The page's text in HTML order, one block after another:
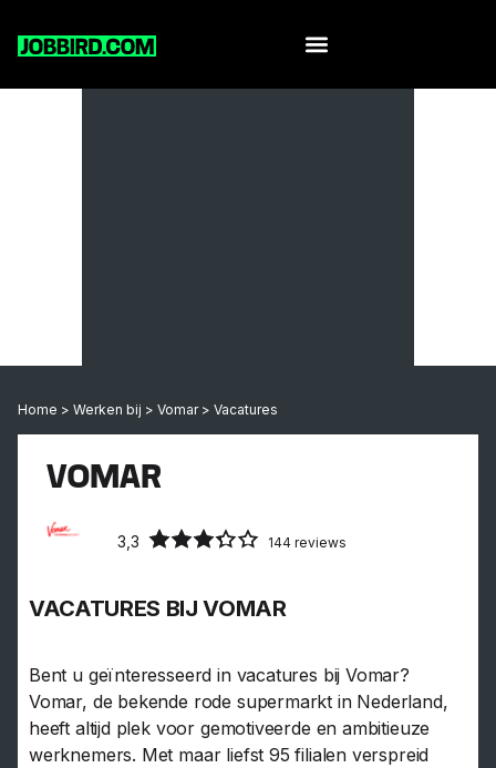
Home > Werken bij > Vomar> Vacatures
3,3 144 reviews
VOMAR
VACATURES BIJ VOMAR
Bent u geïnteresseerd in vacatures bij Vomar?
Vomar, de bekende rode supermarkt in Nederland,
heeft altijd plek voor gemotiveerde en ambitieuze
werknemers. Met maar liefst 95 filialen verspreid